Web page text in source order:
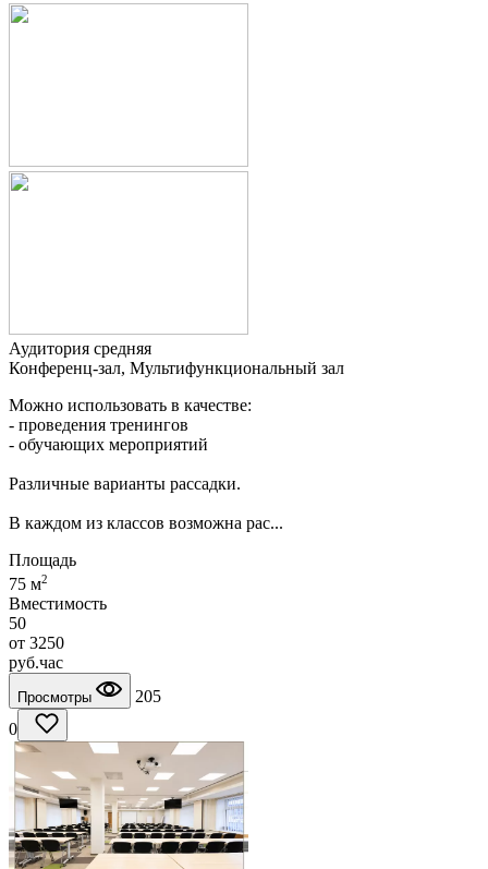
Аудитория средняя
Конференц-зал, Мультифункциональный зал
Можно использовать в качестве:
- проведения тренингов
- обучающих мероприятий
Различные варианты рассадки.
В каждом из классов возможна рас...
Площадь
75 м2
Вместимость
50
от 3250
руб.час
Просмотры
205
0